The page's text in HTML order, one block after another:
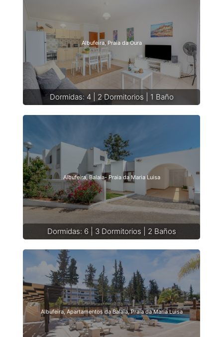
Albufeira, Praia da Oura
Dormidas: 4 | 2 Dormitorios | 1 Baño
Albufeira, Balaia- Praia da Maria Luisa
Dormidas: 6 | 3 Dormitorios | 2 Baños
Albufeira, Apartamentos da Balaia, Praia da Maria Luisa